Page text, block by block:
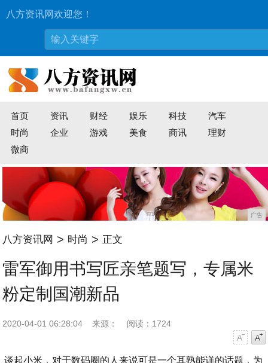
八方资讯网欢迎您！
首页 资讯 财经 娱乐 科技
汽车
时尚
企业 游戏 美食 商讯
理财
微商
广告
八方资讯网 > 时尚 > 正文
雷军御用书写匠亲笔题写，专属米
粉定制国潮新品
2020-04-01 06:28:04 来源：
阅读：1724
谈起小米，对于数码圈的人来说可是一个耳熟能详的话题，为